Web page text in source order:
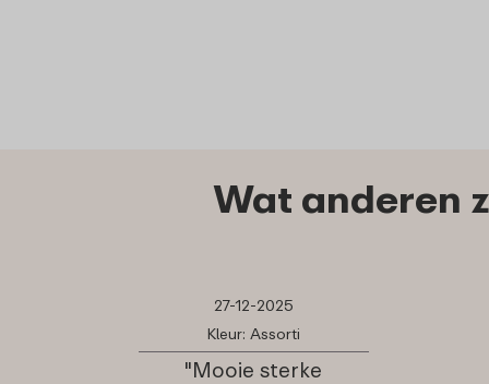
Wat anderen
27-12-2025
Kleur: Assorti
"Mooie sterke